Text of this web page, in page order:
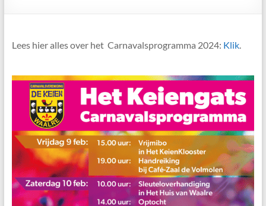
De
Lees hier alles over het Carnavalsprogramma 2024: Klik.